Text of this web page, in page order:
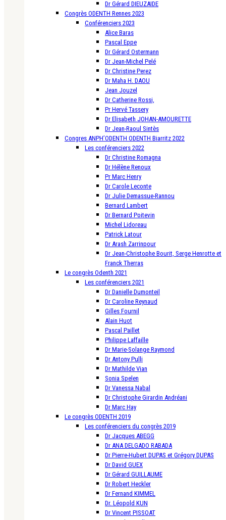
Dr Gérard DIEUZAIDE
Congrès ODENTH Rennes 2023
Conférenciers 2023
Alice Baras
Pascal Eppe
Dr Gérard Ostermann
Dr Jean-Michel Pelé
Dr Christine Perez
Dr Maha H. DAOU
Jean Jouzel
Dr Catherine Rossi,
Pr Hervé Tassery
Dr Elisabeth JOHAN-AMOURETTE
Dr Jean-Raoul Sintès
Congres ANPH’ODENTH ODENTH Biarritz 2022
Les conférenciers 2022
Dr Christine Romagna
Dr Hélène Renoux
Pr Marc Henry
Dr Carole Leconte
Dr Julie Demassue-Rannou
Bernard Lambert
Dr Bernard Poitevin
Michel Lidoreau
Patrick Latour
Dr Arash Zarrinpour
Dr Jean-Christophe Bourit, Serge Henrotte et
Franck Therras
Le congrès Odenth 2021
Les conférenciers 2021
Dr Danielle Dumonteil
Dr Caroline Reynaud
Gilles Fournil
Alain Huot
Pascal Paillet
Philippe Laffaille
Dr Marie-Solange Raymond
Dr Antony Pulli
Dr Mathilde Vian
Sonia Spelen
Dr Vanessa Nabal
Dr Christophe Girardin Andréani
Dr Marc Hay
Le congrès ODENTH 2019
Les conférenciers du congrès 2019
Dr Jacques ABEGG
Dr ANA DELGADO RABADA
Dr Pierre-Hubert DUPAS et Grégory DUPAS
Dr David GUEX
Dr Gérard GUILLAUME
Dr Robert Heckler
Dr Fernand KIMMEL
Dr. Léopold KUN
Dr Vincent PISSOAT